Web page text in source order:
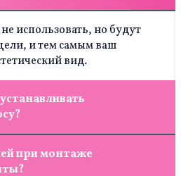
использовать, но будут
и тем самым ваш
вид.
при монтаже